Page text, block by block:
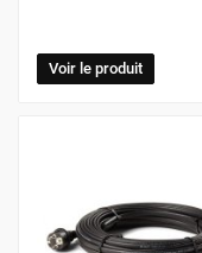
Voir le produit